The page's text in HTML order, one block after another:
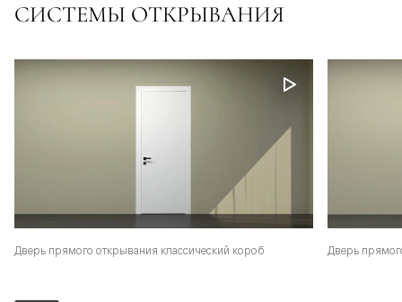
СИСТЕМЫ ОТКРЫВАНИЯ
Дверь прямого открывания классический короб Дверь